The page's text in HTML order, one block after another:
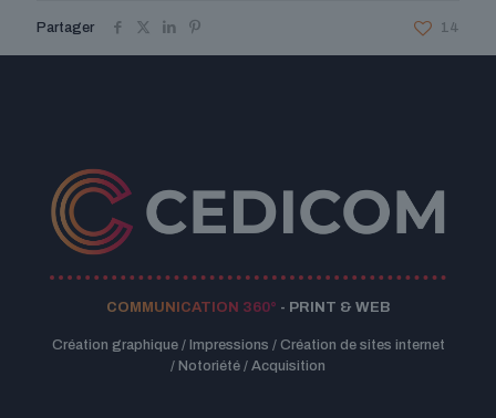
Partager 14
COMMUNICATION 360° - PRINT & WEB
Création graphique / Impressions / Création de sites internet
/ Notoriété / Acquisition